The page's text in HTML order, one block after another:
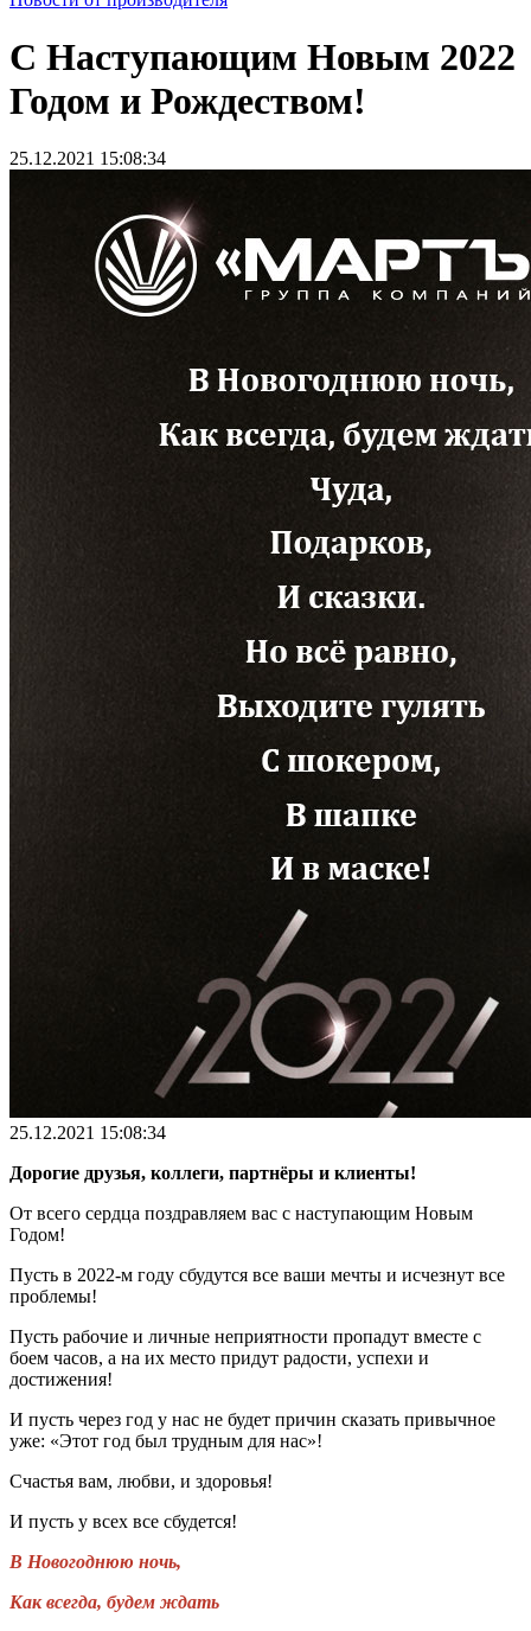
С Наступающим Новым 2022
Годом и Рождеством!
25.12.2021 15:08:34
25.12.2021 15:08:34
Дорогие друзья, коллеги, партнёры и клиенты!
От всего сердца поздравляем вас с наступающим Новым
Годом!
Пусть в 2022-м году сбудутся все ваши мечты и исчезнут все
проблемы!
Пусть рабочие и личные неприятности пропадут вместе с
боем часов, а на их место придут радости, успехи и
достижения!
И пусть через год у нас не будет причин сказать привычное
уже: «Этот год был трудным для нас»!
Счастья вам, любви, и здоровья!
И пусть у всех все сбудется!
В Новогоднюю ночь,
Как всегда, будем ждать